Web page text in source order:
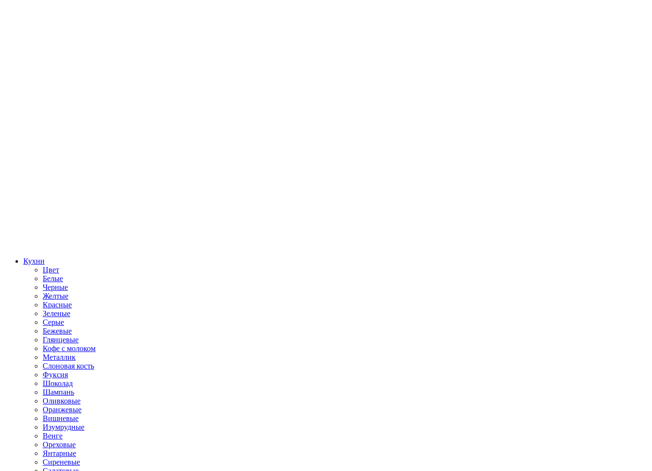
Кухни
Цвет
Белые
Черные
Желтые
Красные
Зеленые
Серые
Бежевые
Глянцевые
Кофе с молоком
Металлик
Слоновая кость
Фуксия
Шоколад
Шампань
Оливковые
Оранжевые
Вишневые
Изумрудные
Венге
Ореховые
Янтарные
Сиреневые